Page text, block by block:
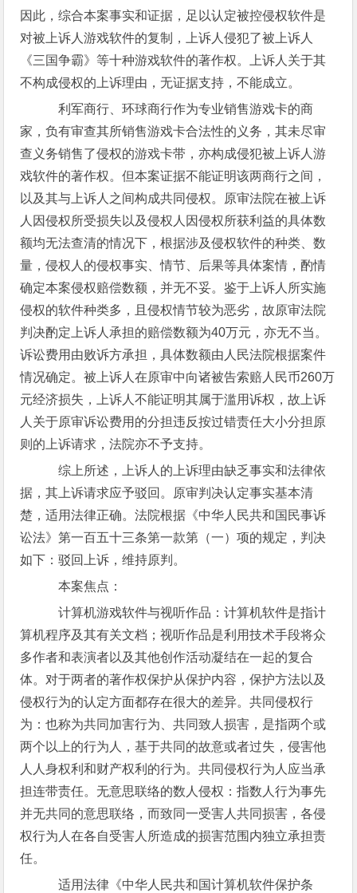
因此，综合本案事实和证据，足以认定被控侵权软件是
对被上诉人游戏软件的复制，上诉人侵犯了被上诉人
《三国争霸》等十种游戏软件的著作权。上诉人关于其
不构成侵权的上诉理由，无证据支持，不能成立。
利军商行、环球商行作为专业销售游戏卡的商
家，负有审查其所销售游戏卡合法性的义务，其未尽审
查义务销售了侵权的游戏卡带，亦构成侵犯被上诉人游
戏软件的著作权。但本案证据不能证明该两商行之间，
以及其与上诉人之间构成共同侵权。原审法院在被上诉
人因侵权所受损失以及侵权人因侵权所获利益的具体数
额均无法查清的情况下，根据涉及侵权软件的种类、数
量，侵权人的侵权事实、情节、后果等具体案情，酌情
确定本案侵权赔偿数额，并无不妥。鉴于上诉人所实施
侵权的软件种类多，且侵权情节较为恶劣，故原审法院
判决酌定上诉人承担的赔偿数额为40万元，亦无不当。
诉讼费用由败诉方承担，具体数额由人民法院根据案件
情况确定。被上诉人在原审中向诸被告索赔人民币260万
元经济损失，上诉人不能证明其属于滥用诉权，故上诉
人关于原审诉讼费用的分担违反按过错责任大小分担原
则的上诉请求，法院亦不予支持。
综上所述，上诉人的上诉理由缺乏事实和法律依
据，其上诉请求应予驳回。原审判决认定事实基本清
楚，适用法律正确。法院根据《中华人民共和国民事诉
讼法》第一百五十三条第一款第（一）项的规定，判决
如下：驳回上诉，维持原判。
本案焦点：
计算机游戏软件与视听作品：计算机软件是指计
算机程序及其有关文档；视听作品是利用技术手段将众
多作者和表演者以及其他创作活动凝结在一起的复合
体。对于两者的著作权保护从保护内容，保护方法以及
侵权行为的认定方面都存在很大的差异。共同侵权行
为：也称为共同加害行为、共同致人损害，是指两个或
两个以上的行为人，基于共同的故意或者过失，侵害他
人人身权利和财产权利的行为。共同侵权行为人应当承
担连带责任。无意思联络的数人侵权：指数人行为事先
并无共同的意思联络，而致同一受害人共同损害，各侵
权行为人在各自受害人所造成的损害范围内独立承担责
任。
适用法律《中华人民共和国计算机软件保护条